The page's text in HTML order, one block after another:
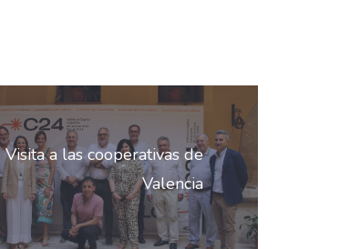
Visita a las cooperativas de
Valencia